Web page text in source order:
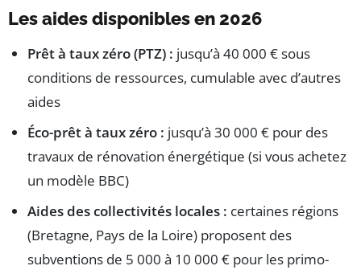
Les aides disponibles en 2026
Prêt à taux zéro (PTZ) : jusqu’à 40 000 € sous
conditions de ressources, cumulable avec d’autres
aides
Éco-prêt à taux zéro : jusqu’à 30 000 € pour des
travaux de rénovation énergétique (si vous achetez
un modèle BBC)
Aides des collectivités locales : certaines régions
(Bretagne, Pays de la Loire) proposent des
subventions de 5 000 à 10 000 € pour les primo-